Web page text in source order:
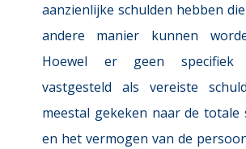
aanzienlijke schulden hebben
andere manier kunnen
Hoewel er geen
vastgesteld als vereiste
meestal gekeken naar de totale
en het vermogen van de